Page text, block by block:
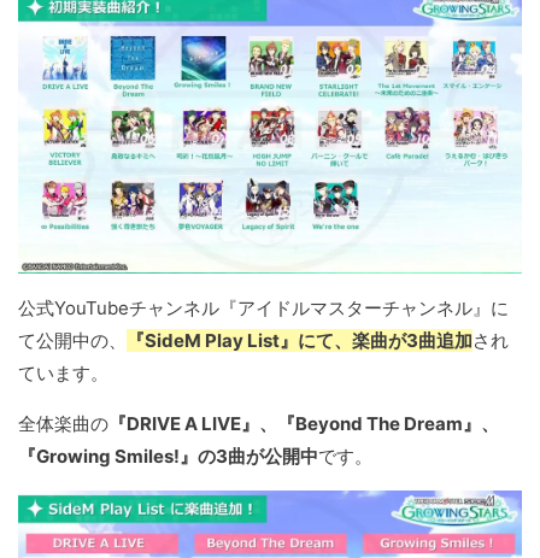
公式YouTubeチャンネル『アイドルマスターチャンネル』に
て公開中の、
『SideM Play List』にて、楽曲が3曲追加され
ています。
全体楽曲の 『DRIVE A LIVE』、『Beyond The Dream』、
『Growing Smiles!』の3曲が公開中です。